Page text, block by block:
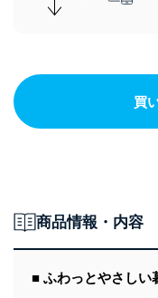
買
商品情報・内容
■ ふわっとやさしい